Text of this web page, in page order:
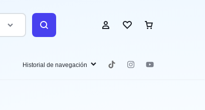
Historial de navegación